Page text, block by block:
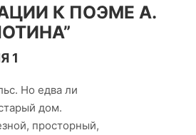
К ПОЭМЕ А.
1
Но едва ли
дом.
просторный,